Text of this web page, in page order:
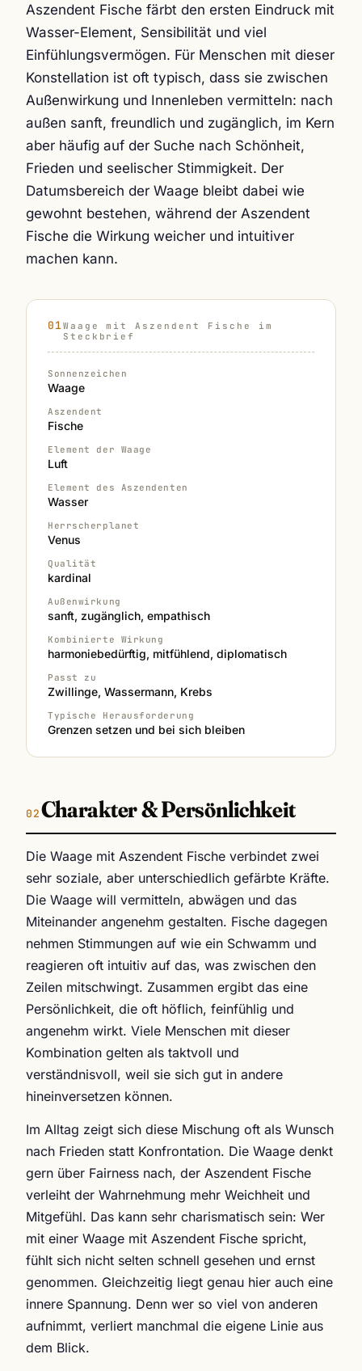
Aszendent Fische färbt den ersten Eindruck mit
Wasser-Element, Sensibilität und viel
Einfühlungsvermögen. Für Menschen mit dieser
Konstellation ist oft typisch, dass sie zwischen
Außenwirkung und Innenleben vermitteln: nach
außen sanft, freundlich und zugänglich, im Kern
aber häufig auf der Suche nach Schönheit,
Frieden und seelischer Stimmigkeit. Der
Datumsbereich der Waage bleibt dabei wie
gewohnt bestehen, während der Aszendent
Fische die Wirkung weicher und intuitiver
machen kann.
Waage mit Aszendent Fische im
Steckbrief
Sonnenzeichen
Waage
Aszendent
Fische
Element der Waage
Luft
Element des Aszendenten
Wasser
Herrscherplanet
Venus
Qualität
kardinal
Außenwirkung
sanft, zugänglich, empathisch
Kombinierte Wirkung
harmoniebedürftig, mitfühlend, diplomatisch
Passt zu
Zwillinge, Wassermann, Krebs
Typische Herausforderung
Grenzen setzen und bei sich bleiben
Charakter & Persönlichkeit
Die Waage mit Aszendent Fische verbindet zwei
sehr soziale, aber unterschiedlich gefärbte Kräfte.
Die Waage will vermitteln, abwägen und das
Miteinander angenehm gestalten. Fische dagegen
nehmen Stimmungen auf wie ein Schwamm und
reagieren oft intuitiv auf das, was zwischen den
Zeilen mitschwingt. Zusammen ergibt das eine
Persönlichkeit, die oft höflich, feinfühlig und
angenehm wirkt. Viele Menschen mit dieser
Kombination gelten als taktvoll und
verständnisvoll, weil sie sich gut in andere
hineinversetzen können.
Im Alltag zeigt sich diese Mischung oft als Wunsch
nach Frieden statt Konfrontation. Die Waage denkt
gern über Fairness nach, der Aszendent Fische
verleiht der Wahrnehmung mehr Weichheit und
Mitgefühl. Das kann sehr charismatisch sein: Wer
mit einer Waage mit Aszendent Fische spricht,
fühlt sich nicht selten schnell gesehen und ernst
genommen. Gleichzeitig liegt genau hier auch eine
innere Spannung. Denn wer so viel von anderen
aufnimmt, verliert manchmal die eigene Linie aus
dem Blick.